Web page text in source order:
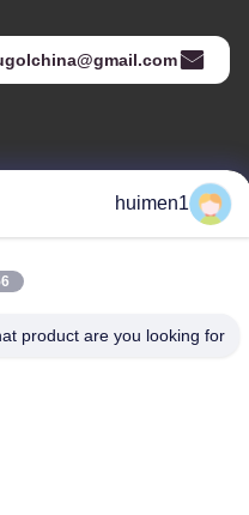
العنوانhuimen1
product are you looking for?